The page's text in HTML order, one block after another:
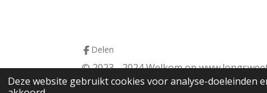
Deze website gebruikt cookies voor analyse-doeleinden
Delen
© 2023 - 2024 Welkom op